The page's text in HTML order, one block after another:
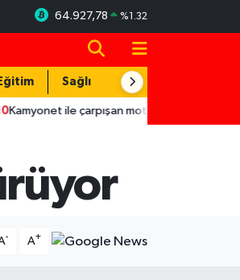
64.927,78 %1.32
Sağlık Teknoloji
ile çarpışan motosikletin sürücüsü yaralandı
- A+